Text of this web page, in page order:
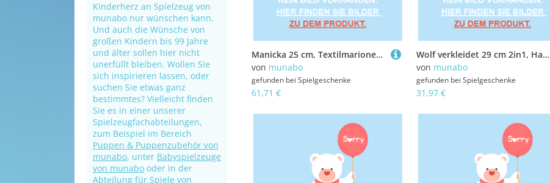
Kinderherz an Spielzeug von
munabo nur wünschen kann.
Und auch die Wünsche von
großen Kindern bis 99 Jahre
und älter sollen hier nicht
unerfüllt bleiben. Wollen Sie
sich inspirieren lassen, oder
suchen Sie etwas ganz
bestimmtes? Vielleicht finden
Sie es in einer unserer
Spielzeugfachabteilungen,
zum Beispiel im Bereich
Puppen & Puppenzubehör von
munabo, unter Babyspielzeuge
von munabo oder in der
Abteilung für Spiele von
Manicka 25 cm, Textilmarionette +CD
von munabo
gefunden bei Spielgeschenke
61,71 €
Wolf verkleidet 29 cm 2in1, Handpuppe
von munabo
gefunden bei Spielgeschenke
31,97 €